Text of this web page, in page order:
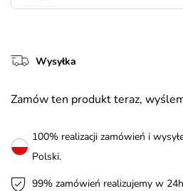
Wysyłka
Zamów ten produkt teraz,
100% realizacji zamówień i
Polski.
99% zamówień realizujemy w